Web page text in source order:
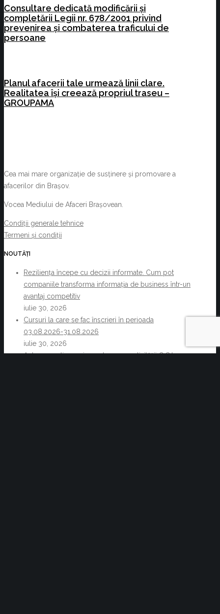
Consultare dedicată modificării și
completării Legii nr. 678/2001 privind
prevenirea și combaterea traficului de
persoane
Planul afacerii tale urmează linii clare.
Realitatea își creează propriul traseu –
GROUPAMA
Cea mai mare organizație de susținere și promovare a
afacerilor din Brașov.
Vocea Mediului de Afaceri Brașovean.
Condiții generale tehnice
Termeni și condiții
NOUTĂȚI
Reziliența începe cu decizii informate. Cum pot
companiile transforma informația de business într-un
avantaj competitiv
iulie 30, 2026
Cursuri la care se fac înscrieri în perioada
03.08.2026-31.08.2026
iulie 30, 2026
Acte normative cu impact asupra activității C.C.I.